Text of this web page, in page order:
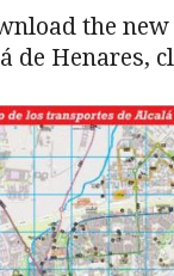
the
de Henares,